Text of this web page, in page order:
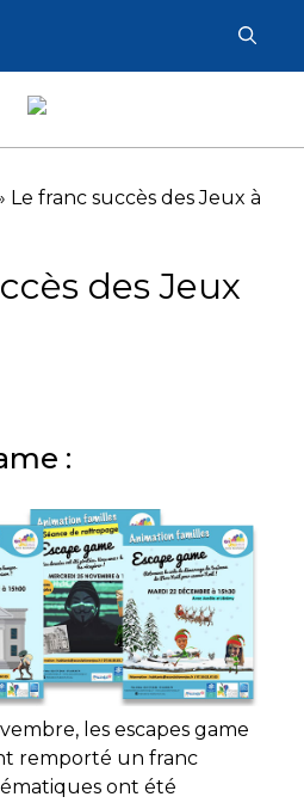
Le franc succès des Jeux à
des Jeux
:
les escapes game
remporté un franc
ont été